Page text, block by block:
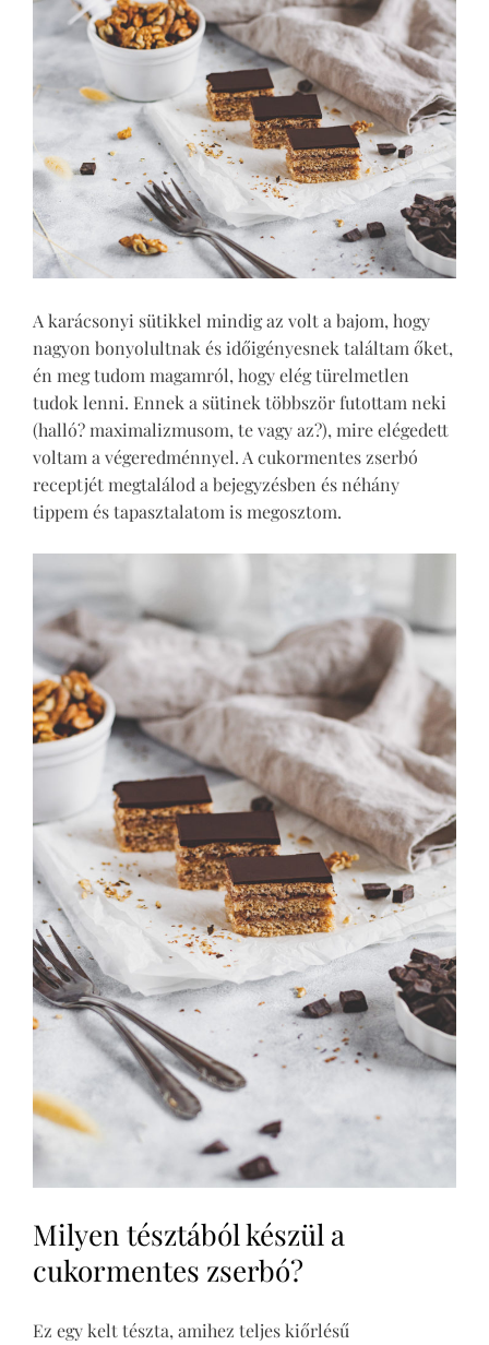
A karácsonyi sütikkel mindig az volt a bajom, hogy
nagyon bonyolultnak és időigényesnek találtam őket,
én meg tudom magamról, hogy elég türelmetlen
tudok lenni. Ennek a sütinek többször futottam neki
(halló? maximalizmusom, te vagy az?), mire elégedett
voltam a végeredménnyel. A cukormentes zserbó
receptjét megtalálod a bejegyzésben és néhány
tippem és tapasztalatom is megosztom.
Milyen tésztából készül a
cukormentes zserbó?
Ez egy kelt tészta, amihez teljes kiőrlésű